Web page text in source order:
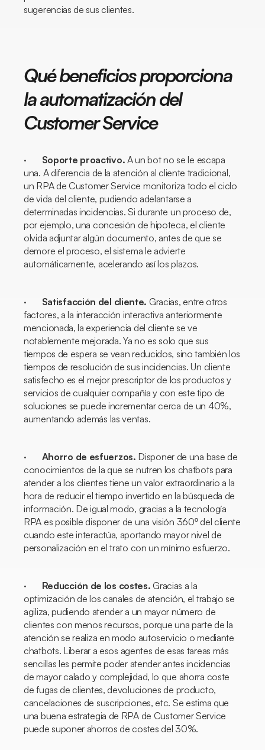
sugerencias de sus clientes.
Qué beneficios proporciona
la automatización del
Customer Service
· Soporte proactivo. A unbotno se le escapa
una. A diferencia de la atención al cliente tradicional,
un RPA de Customer Service monitoriza todo el ciclo
de vida del cliente, pudiendo adelantarse a
determinadas incidencias. Si durante un proceso de,
por ejemplo, una concesión de hipoteca, el cliente
olvida adjuntar algún documento, antes de que se
demore el proceso, el sistema le advierte
automáticamente, acelerando así los plazos.
· Satisfacción del cliente. Gracias, entre otros
factores, a la interacción interactiva anteriormente
mencionada, la experiencia del cliente se ve
notablemente mejorada. Ya no es solo que sus
tiempos de espera se vean reducidos, sino también los
tiempos de resolución de sus incidencias. Un cliente
satisfecho es el mejor prescriptor de los productos y
servicios de cualquier compañía y con este tipo de
soluciones se puede incrementar cerca de un 40%,
aumentando además las ventas.
· Ahorro de esfuerzos. Disponer de una base de
conocimientos de la que se nutren los chatbots para
atender a los clientes tiene un valor extraordinario a la
hora de reducir el tiempo invertido en la búsqueda de
información. De igual modo, gracias a la tecnología
RPA es posible disponer de una visión 360º del cliente
cuando este interactúa, aportando mayor nivel de
personalización en el trato con un mínimo esfuerzo.
· Reducción de los costes. Gracias a la
optimización de los canales de atención, el trabajo se
agiliza, pudiendo atender a un mayor número de
clientes con menos recursos, porque una parte de la
atención se realiza en modo autoservicio o mediante
chatbots. Liberar a esos agentes de esas tareas más
sencillas les permite poder atender antes incidencias
de mayor calado y complejidad, lo que ahorra coste
de fugas de clientes, devoluciones de producto,
cancelaciones de suscripciones, etc. Se estima que
una buena estrategia de RPA de Customer Service
puede suponer ahorros de costes del 30%.